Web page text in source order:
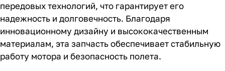
передовых технологий, что гарантирует его
надежность и долговечность. Благодаря
инновационному дизайну и высококачественным
материалам, эта запчасть обеспечивает стабильную
работу мотора и безопасность полета.